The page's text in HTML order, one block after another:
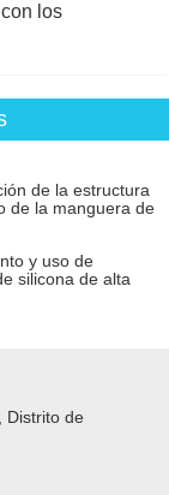
los
de la estructura
de la manguera de
y uso de
silicona de alta
Distrito de